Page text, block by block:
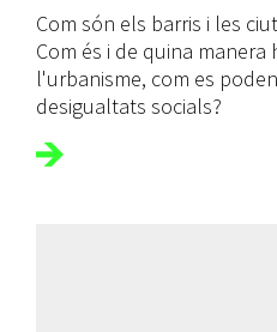
Com són els barris i les
Com és i de quina manera
l'urbanisme, com es
desigualtats socials?